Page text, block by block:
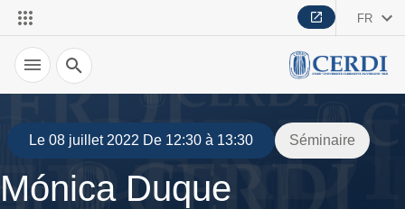
FR
Recherche
Le 08 juillet 2022 De 12:30 à 13:30 Séminaire
Mónica Duque